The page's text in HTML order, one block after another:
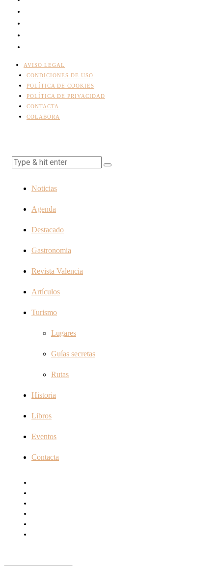
AVISO LEGAL
CONDICIONES DE USO
POLÍTICA DE COOKIES
POLÍTICA DE PRIVACIDAD
CONTACTA
COLABORA
Noticias
Agenda
Destacado
Gastronomia
Revista Valencia
Artículos
Turismo
Lugares
Guías secretas
Rutas
Historia
Libros
Eventos
Contacta